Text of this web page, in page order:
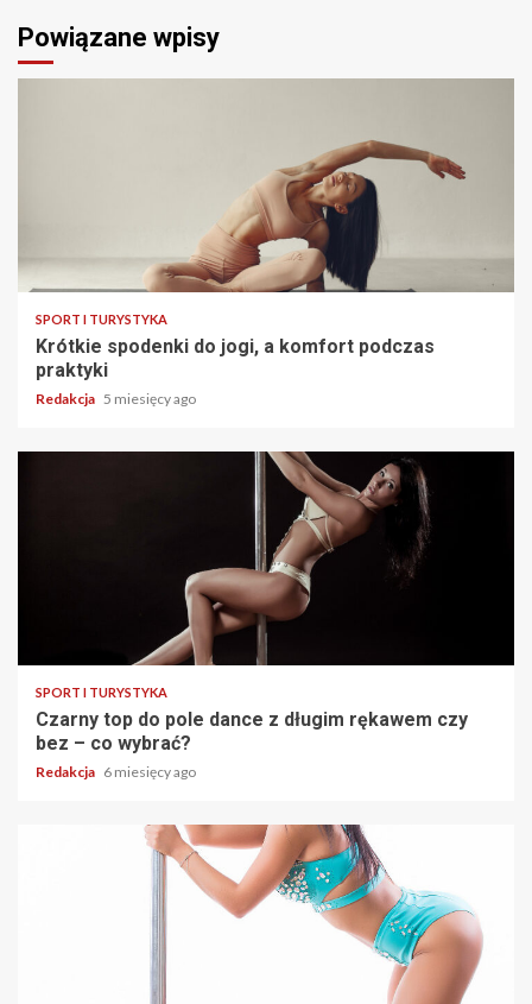
Powiązane wpisy
SPORT I TURYSTYKA
Krótkie spodenki do jogi, a komfort podczas
praktyki
Redakcja 5 miesięcy ago
SPORT I TURYSTYKA
Czarny top do pole dance z długim rękawem czy
bez – co wybrać?
Redakcja 6 miesięcy ago